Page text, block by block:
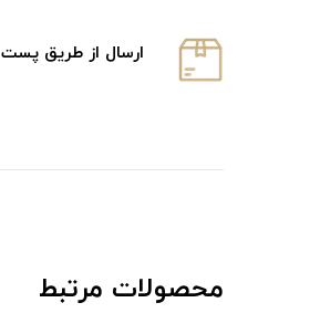
ارسال از طریق پست
محصولات مرتبط